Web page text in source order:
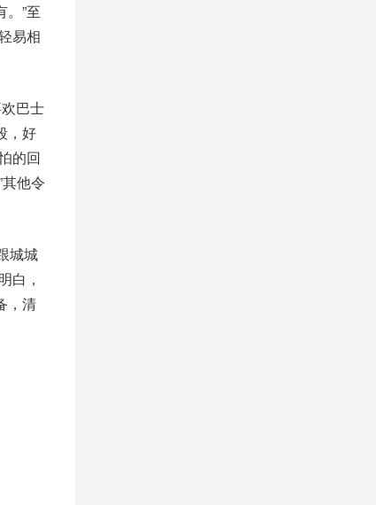
”至
易相
巴士
，好
的回
他令
城城
白，
，清